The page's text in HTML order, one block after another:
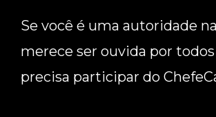
Se você é uma autoridade
merece ser ouvida por
precisa participar do